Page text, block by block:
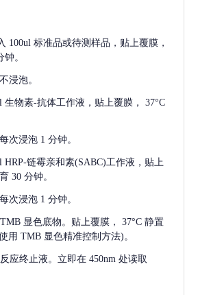
100ul 标准品或待测样品，贴上覆膜，
。
浸泡。
生物素-抗体工作液，贴上覆膜， 37°C
次浸泡 1 分钟。
HRP-链霉亲和素(SABC)工作液，贴上
30 分钟。
次浸泡 1 分钟。
显色底物。贴上覆膜， 37°C 静置
用 TMB 显色精准控制方法)。
应终止液。立即在 450nm 处读取